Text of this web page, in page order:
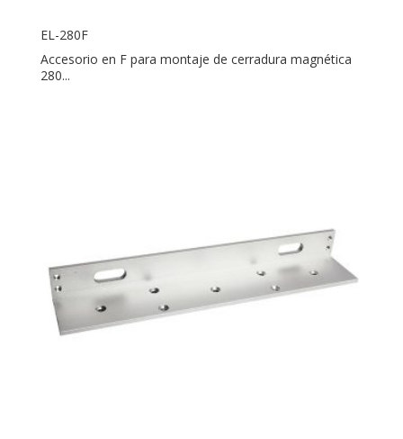
EL-280F
Accesorio en F para montaje de cerradura magnética
280...